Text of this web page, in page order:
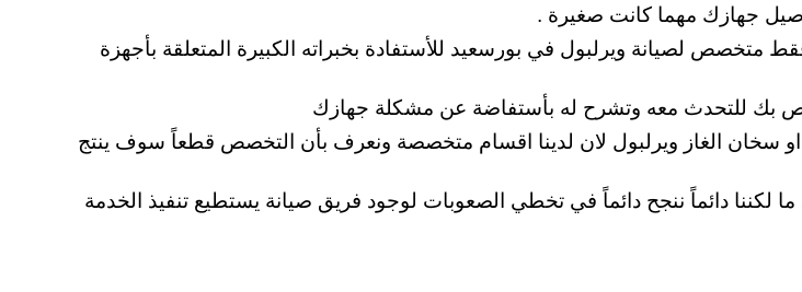
جهازك مهما كانت صغيرة .
متخصص لصيانة ويرلبول في بورسعيد للأستفادة بخبراته الكبيرة المتعلقة بأجهزة
بك للتحدث معه وتشرح له بأستفاضة عن مشكلة جهازك
سخان الغاز ويرلبول لان لدينا اقسام متخصصة ونعرف بأن التخصص قطعاً سوف ينتج
دائماً ننجح دائماً في تخطي الصعوبات لوجود فريق صيانة يستطيع تنفيذ الخدمة